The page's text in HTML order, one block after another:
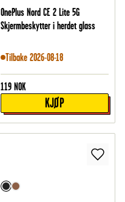
OnePlus Nord CE 2 Lite 5G
Skjermbeskytter i herdet glass
Tilbake 2026-08-18
119 NOK
KJØP